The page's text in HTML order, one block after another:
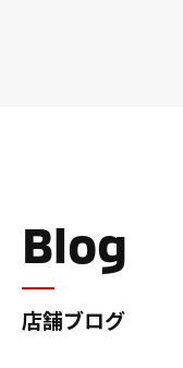
Blog
店舗ブログ